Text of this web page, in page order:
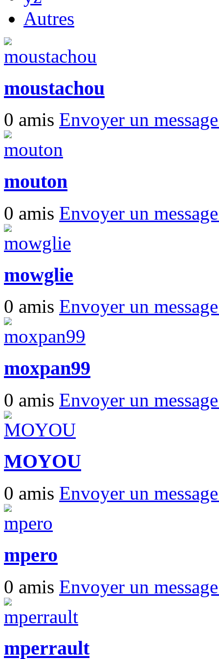
Autres
moustachou
0 amis Envoyer un
mouton
0 amis Envoyer un
mowglie
0 amis Envoyer un
moxpan99
0 amis Envoyer un
MOYOU
0 amis Envoyer un
mpero
0 amis Envoyer un
mperrault